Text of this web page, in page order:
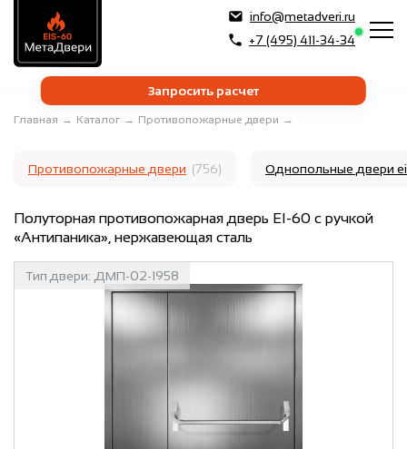
info@metadveri.ru
+7 (495) 411-34-34
Запросить расчет
Главная → Каталог → Противопожарные двери →
Противопожарные двери (756) Однопольные двери
Полуторная противопожарная дверь EI-60 с ручкой
«Антипаника», нержавеющая сталь
Тип двери: ДМП-02-1958